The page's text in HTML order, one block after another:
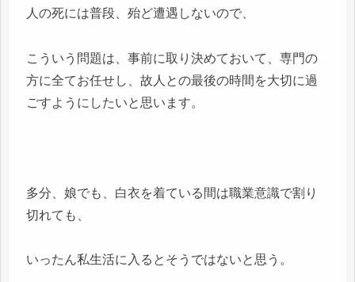
人の死には普段、殆ど遭遇しないので、
こういう問題は、事前に取り決めておいて、専門の
方に全てお任せし、故人との最後の時間を大切に過
ごすようにしたいと思います。
多分、娘でも、白衣を着ている間は職業意識で割り
切れても、
いったん私生活に入るとそうではないと思う。